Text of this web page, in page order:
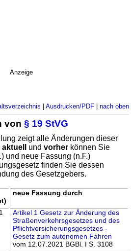
Anzeige
| Ausdrucken/PDF| nach oben
von§ 19 StVG
zeigt alle Änderungen dieser
aktuell undvorher können Sie
und neue Fassung (n.F.)
finden Sie dessen
des Gesetzgebers.
neue Fassung durch
Artikel 1 Gesetz zur Änderung des
Straßenverkehrsgesetzes und des
Pflichtversicherungsgesetzes -
Gesetz zum autonomen Fahren
vom 12.07.2021 BGBl. I S. 3108